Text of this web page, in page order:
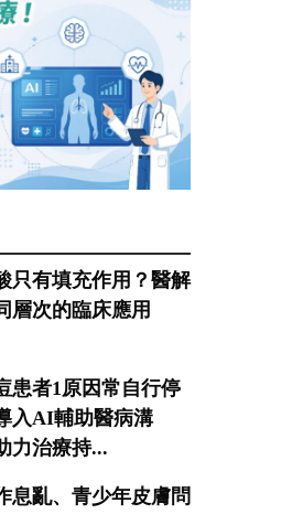
只有填充作用？醫解
層次的臨床應用
患者1原因常自行停
入AI輔助醫病溝
治療持...
息亂、青少年皮膚問